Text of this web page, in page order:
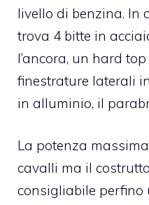
livello di benzina. In
trova 4 bitte in
l’ancora, un hard
finestrature laterali
in alluminio, il
La potenza
cavalli ma il
consigliabile